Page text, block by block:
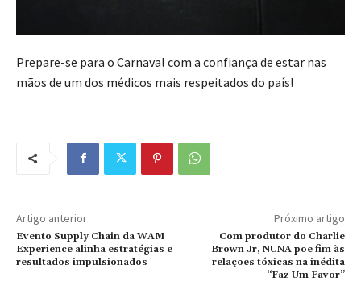
Prepare-se para o Carnaval com a confiança de estar nas
mãos de um dos médicos mais respeitados do país!
Artigo anterior
Evento Supply Chain da WAM
Experience alinha estratégias e
resultados impulsionados
Próximo artigo
Com produtor do Charlie
Brown Jr, NUNA põe fim às
relações tóxicas na inédita
“Faz Um Favor”